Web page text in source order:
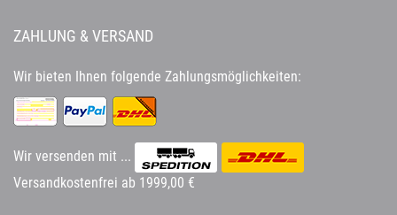
ZAHLUNG & VERSAND
Wir bieten Ihnen folgende Zahlungsmöglichkeiten:
Wir versenden mit ...
Versandkostenfrei ab 1999,00 €